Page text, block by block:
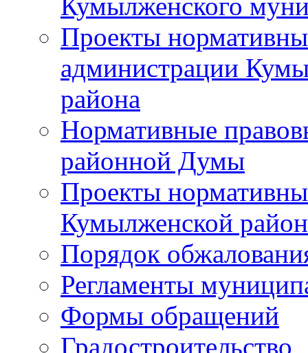
Проекты
администрации
района
Нормативные
районной Думы
Проекты
Кумылженской
Порядок
Регламенты
Формы обращений
Градостроительство